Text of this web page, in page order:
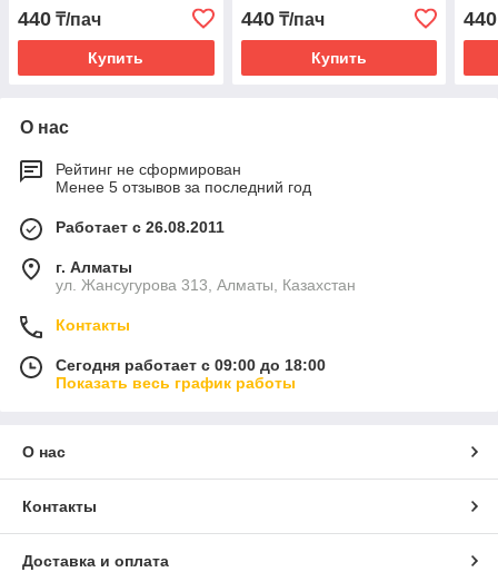
440 ₸/пач
Купить
440₸/пач
Купить
440
О нас
Рейтинг не сформирован
Менее 5 отзывов за последний год
Работает с 26.08.2011
г. Алматы
ул. Жансугурова 313, Алматы, Казахстан
Контакты
Сегодня работает с 09:00 до 18:00
Показать весь график работы
О нас
Контакты
Доставка и оплата